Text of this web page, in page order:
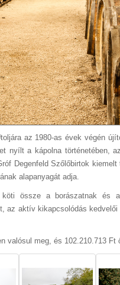
az 1980-as évek végén
nyílt a kápolna történetében,
Degenfeld Szőlőbirtok
alapanyagát adja.
össze a borászatnak és
az aktív kikapcsolódás
valósul meg, és 102.210.713 Ft